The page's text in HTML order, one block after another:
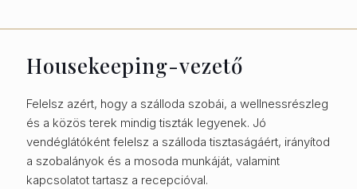
Housekeeping-vezető
Felelsz azért, hogy a szálloda szobái, a wellnessrészleg
és a közös terek mindig tiszták legyenek. Jó
vendéglátóként felelsz a szálloda tisztaságáért, irányítod
a szobalányok és a mosoda munkáját, valamint
kapcsolatot tartasz a recepcióval.